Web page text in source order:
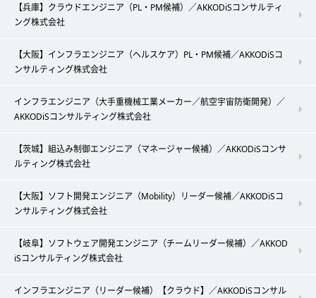
【兵庫】クラウドエンジニア（PL・PM候補）／AKKODiSコンサルティ
ング株式会社
【大阪】インフラエンジニア（ヘルスケア）PL・PM候補／AKKODiSコ
ンサルティング株式会社
インフラエンジニア（大手重機械工業メーカー／航空宇宙防衛開発）／
AKKODiSコンサルティング株式会社
【茨城】組込み制御エンジニア（マネージャー候補）／AKKODiSコンサ
ルティング株式会社
【大阪】ソフト開発エンジニア（Mobility）リーダー候補／AKKODiSコ
ンサルティング株式会社
【岐阜】ソフトウェア開発エンジニア（チームリーダー候補）／AKKOD
iSコンサルティング株式会社
インフラエンジニア（リーダー候補）【クラウド】／AKKODiSコンサル